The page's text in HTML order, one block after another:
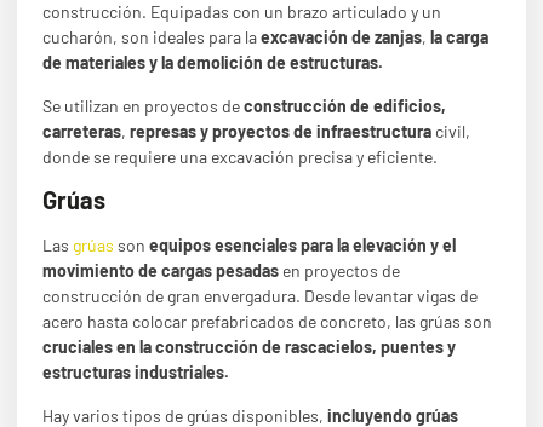
construcción. Equipadas con un brazo articulado y un
cucharón, son ideales para laexcavación de zanjas, la carga
de materiales y la demolición de estructuras.
Se utilizan en proyectos deconstrucción de edificios,
carreteras, represas y proyectos de infraestructura civil,
donde se requiere una excavación precisa y eficiente.
Grúas
Las grúas son equipos esenciales para la elevación y el
movimiento de cargas pesadas en proyectos de
construcción de gran envergadura. Desde levantar vigas de
acero hasta colocar prefabricados de concreto, las grúas son
cruciales en la construcción de rascacielos, puentes y
estructuras industriales.
Hay varios tipos de grúas disponibles, incluyendo grúas